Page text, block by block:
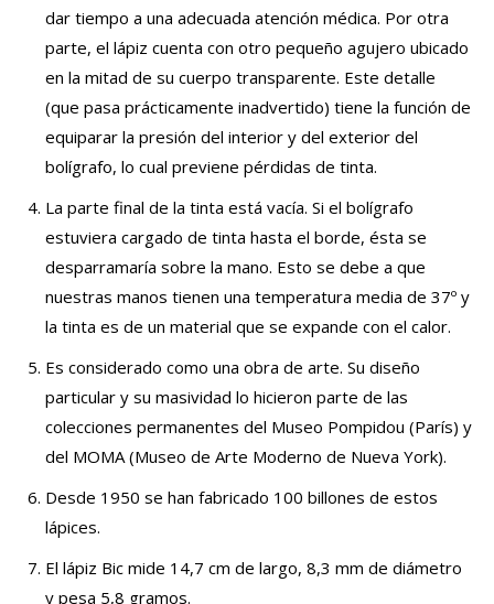
dar tiempo a una adecuada atención médica. Por otra
parte, el lápiz cuenta con otro pequeño agujero ubicado
en la mitad de su cuerpo transparente. Este detalle
(que pasa prácticamente inadvertido) tiene la función de
equiparar la presión del interior y del exterior del
bolígrafo, lo cual previene pérdidas de tinta.
La parte final de la tinta está vacía. Si el bolígrafo
estuviera cargado de tinta hasta el borde, ésta se
desparramaría sobre la mano. Esto se debe a que
nuestras manos tienen una temperatura media de 37º y
la tinta es de un material que se expande con el calor.
Es considerado como una obra de arte. Su diseño
particular y su masividad lo hicieron parte de las
colecciones permanentes del Museo Pompidou (París) y
del MOMA (Museo de Arte Moderno de Nueva York).
Desde 1950 se han fabricado 100 billones de estos
lápices.
El lápiz Bic mide 14,7 cm de largo, 8,3 mm de diámetro
y pesa 5,8 gramos.